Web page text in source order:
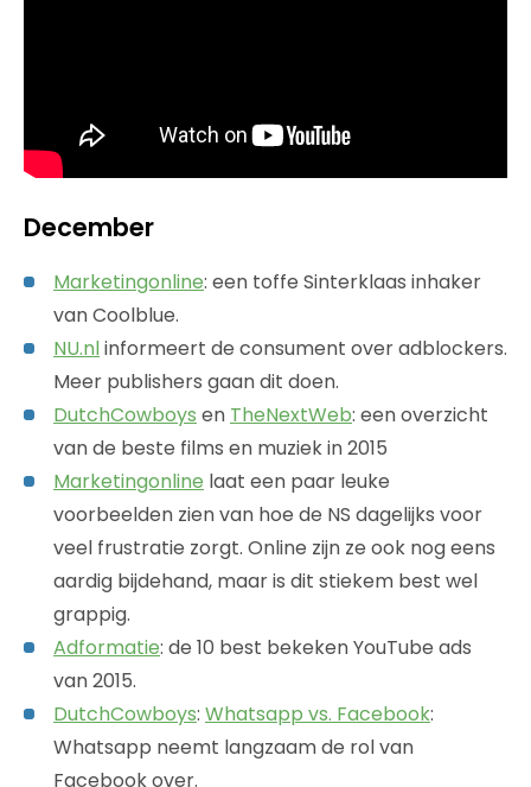
December
Marketingonline: een toffe Sinterklaas inhaker
van Coolblue.
NU.nlinformeert de consument over adblockers.
Meer publishers gaan dit doen.
DutchCowboys en TheNextWeb: een overzicht
van de beste films en muziek in 2015
Marketingonline laat een paar leuke
voorbeelden zien van hoe de NS dagelijks voor
veel frustratie zorgt. Online zijn ze ook nog eens
aardig bijdehand, maar is dit stiekem best wel
grappig.
Adformatie: de 10 best bekeken YouTube ads
van 2015.
DutchCowboys: Whatsapp vs. Facebook:
Whatsapp neemt langzaam de rol van
Facebook over.